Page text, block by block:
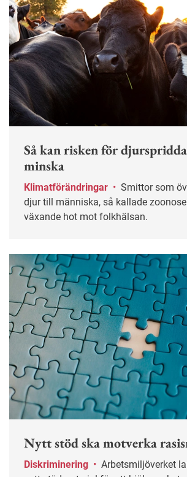
Så kan risken för
minska
Klimatförändringar •
djur till människa, så kallade
växande hot mot folkhälsan.
Nytt stöd ska motverka
Diskriminering •